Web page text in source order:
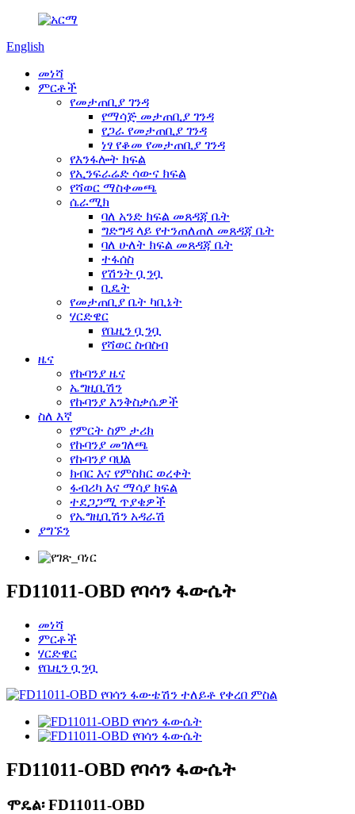
English
መነሻ
ምርቶች
የመታጠቢያ ገንዳ
የማሳጅ መታጠቢያ ገንዳ
የጋራ የመታጠቢያ ገንዳ
ነፃ የቆመ የመታጠቢያ ገንዳ
የእንፋሎት ክፍል
የኢንፍራሬድ ሳውና ክፍል
የሻወር ማስቀመጫ
ሴራሚክ
ባለ አንድ ክፍል መጸዳጃ ቤት
ግድግዳ ላይ የተንጠለጠለ መጸዳጃ ቤት
ባለ ሁለት ክፍል መጸዳጃ ቤት
ተፋሰስ
የሽንት ቧንቧ
ቢዴት
የመታጠቢያ ቤት ካቢኔት
ሃርድዌር
የቤዚን ቧንቧ
የሻወር ስብስብ
ዜና
የኩባንያ ዜና
ኤግዚቢሽን
የኩባንያ እንቅስቃሴዎች
ስለ እኛ
የምርት ስም ታሪክ
የኩባንያ መገለጫ
የኩባንያ ባህል
ክብር እና የምስክር ወረቀት
ፋብሪካ እና ማሳያ ክፍል
ተደጋጋሚ ጥያቄዎች
የኤግዚቢሽን አዳራሽ
ያግኙን
FD11011-OBD የባሳን ፋውሴት
መነሻ
ምርቶች
ሃርድዌር
የቤዚን ቧንቧ
FD11011-OBD የባሳን ፋውሴት
ሞዴል፡ FD11011-OBD